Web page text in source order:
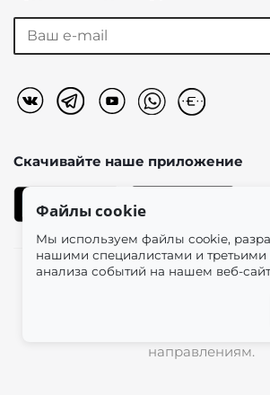
Скачивайте наше приложение
магазин женской одежды в
Доставка по всей России и
направлениям.
Файлы cookie
Мы используем файлы cookie,
нашими специалистами и
анализа событий на нашем веб-